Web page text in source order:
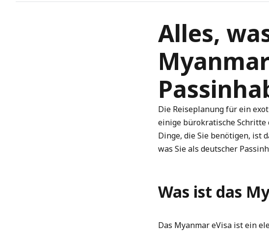
Alles,
Die Reiseplanung für ein
einige bürokratische Schritte
Dinge, die Sie benötigen, ist
was Sie als deutscher
Was ist das
Das Myanmar eVisa ist ein